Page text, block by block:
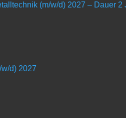
(m/w/d) 2027 – Dauer 2
d) 2027